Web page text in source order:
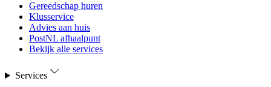
Gereedschap huren
Klusservice
Advies aan huis
PostNL afhaalpunt
Bekijk alle services
Services